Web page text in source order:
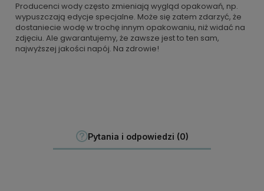
Producenci wody często zmieniają wygląd opakowań, np.
wypuszczają edycje specjalne. Może się zatem zdarzyć, że
dostaniecie wodę w trochę innym opakowaniu, niż widać na
zdjęciu. Ale gwarantujemy, że zawsze jest to ten sam,
najwyższej jakości napój. Na zdrowie!
Pytania i odpowiedzi (0)